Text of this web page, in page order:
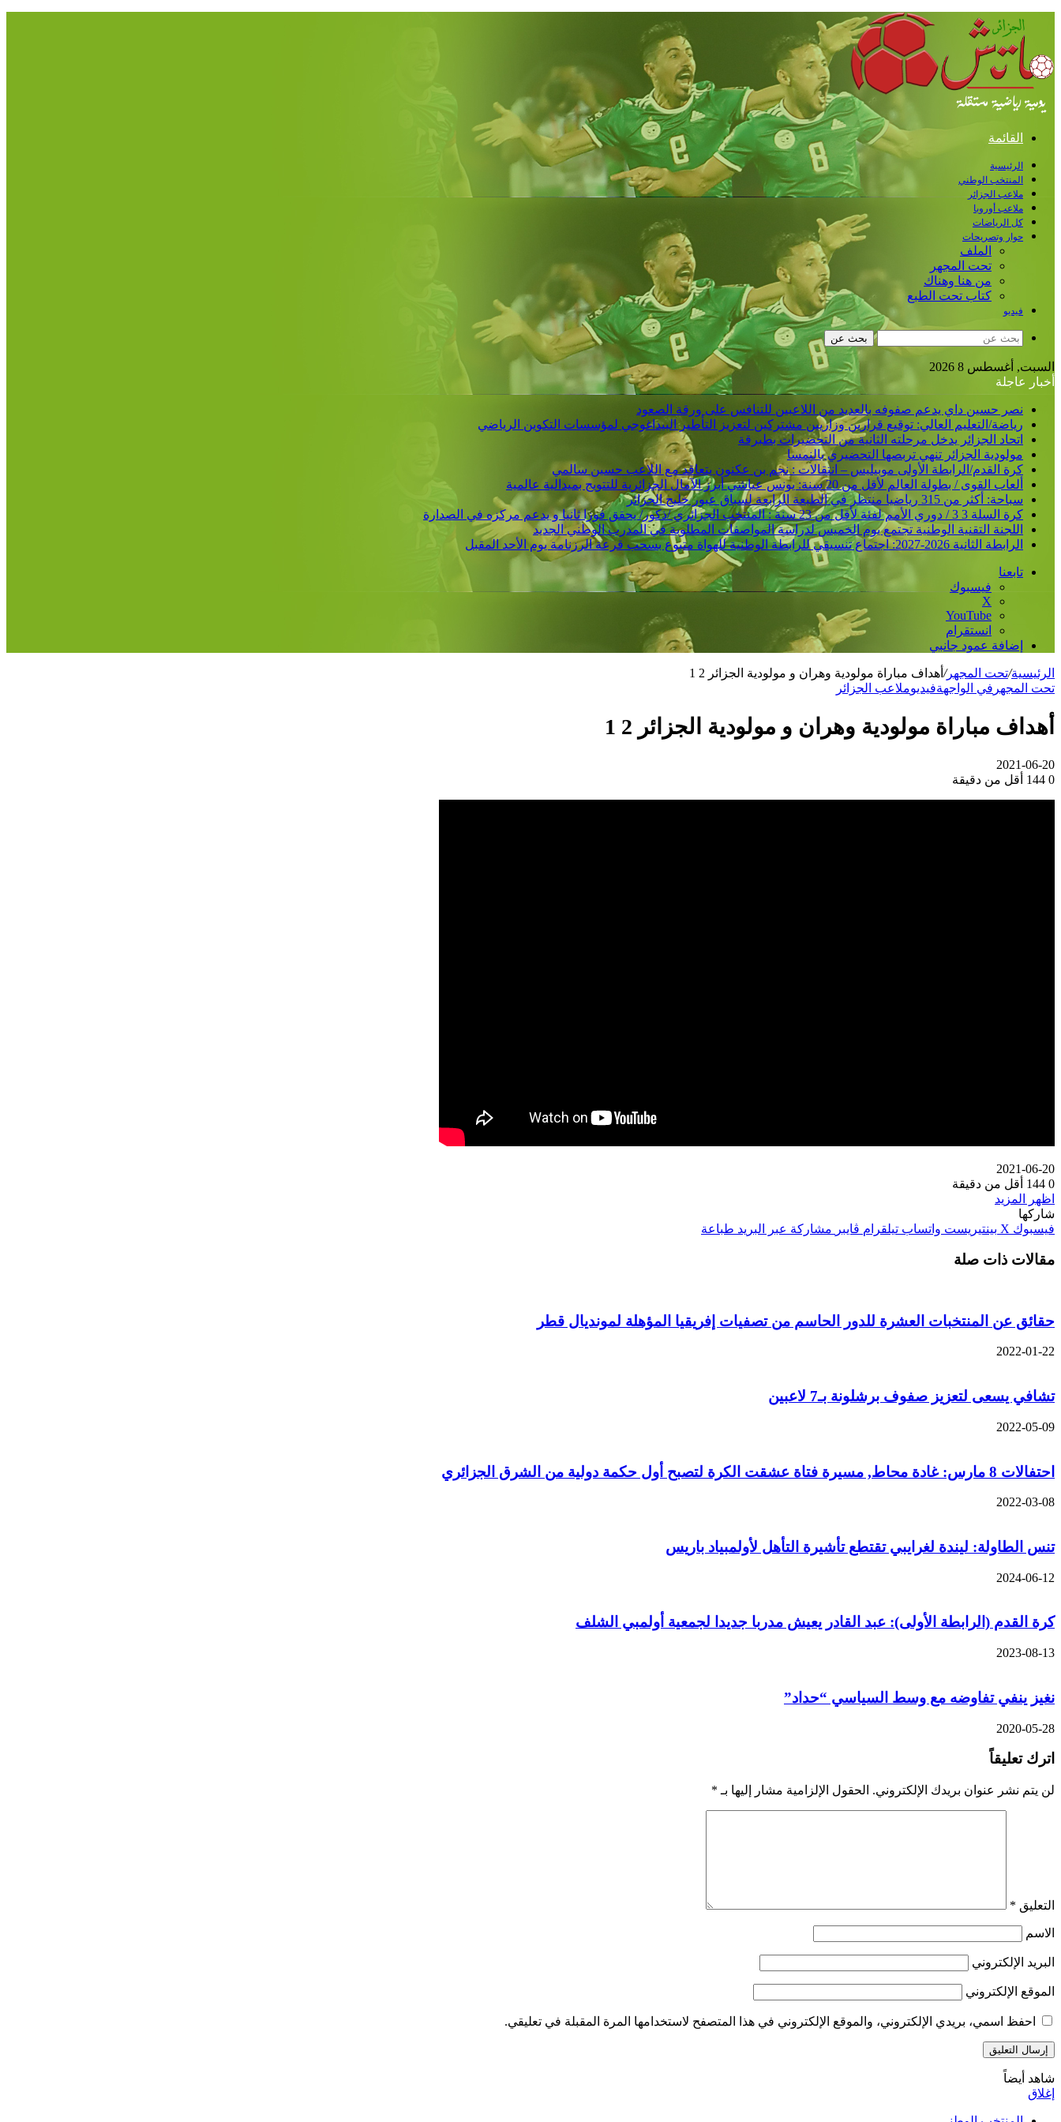
القائمة
الرئيسية
المنتخب الوطني
ملاعب الجزائر
ملاعب أوروبا
كل الرياضات
حوار وتصريحات
الملف
تحت المجهر
من هنا وهناك
كتاب تحت الطبع
فيديو
بحث عن
السبت, أغسطس 8 2026
أخبار عاجلة
نصر حسين داي يدعم صفوفه بالعديد من اللاعبين للتنافس على ورقة الصعود
رياضة/التعليم العالي: توقيع قرارين وزاريين مشتركين لتعزيز التأطير البيداغوجي لمؤسسات التكوين الرياضي
اتحاد الجزائر يدخل مرحلته الثانية من التحضيرات بطبرقة
مولودية الجزائر تنهي تربصها التحضيري بالنمسا
كرة القدم/الرابطة الأولى موبيليس – انتقالات : نجم بن عكنون يتعاقد مع اللاعب حسين سالمي
ألعاب القوى / بطولة العالم لأقل من 20 سنة: يونس عياشي أبرز الآمال الجزائرية للتتويج بميدالية عالمية
سباحة: أكثر من 315 رياضيا منتظر في الطبعة الرابعة لسباق عبور خليج الجزائر
كرة السلة 3 3 / دوري الأمم لفئة لأقل من 23 سنة : المنتخب الجزائري /ذكور/ يحقق فوزا ثانيا و يدعم مركزه في الصدارة
اللجنة التقنية الوطنية تجتمع يوم الخميس لدراسة المواصفات المطلوبة في المدرب الوطني الجديد
الرابطة الثانية 2026-2027: اجتماع تنسيقي للرابطة الوطنية للهواة متبوع بسحب قرعة الرزنامة يوم الأحد المقبل
تابعنا
فيسبوك
‫X
‫YouTube
انستقرام
إضافة عمود جانبي
الرئيسية/تحت المجهر/ أهداف مباراة مولودية وهران و مولودية الجزائر 2 1
تحت المجهر في الواجهةفيديوملاعب الجزائر
أهداف مباراة مولودية وهران و مولودية الجزائر 2 1
2021-06-20
0
أقل من دقيقة
2021-06-20
0
أقل من دقيقة
اظهر المزيد
شاركها
فيسبوك ‫X بينتيريست واتساب تيلقرام ڤايبر مشاركة عبر البريد طباعة
مقالات ذات صلة
حقائق عن المنتخبات العشرة للدور الحاسم من تصفيات إفريقيا المؤهلة لمونديال قطر
2022-01-22
تشافي يسعى لتعزيز صفوف برشلونة بـ7 لاعبين
2022-05-09
احتفالات 8 مارس: غادة محاط, مسيرة فتاة عشقت الكرة لتصبح أول حكمة دولية من الشرق الجزائري
2022-03-08
تنس الطاولة: ليندة لغرايبي تقتطع تأشيرة التأهل لأولمبياد باريس
2024-06-12
كرة القدم (الرابطة الأولى): عبد القادر يعيش مدربا جديدا لجمعية أولمبي الشلف
2023-08-13
نغيز ينفي تفاوضه مع وسط السياسي “حداد”
2020-05-28
اترك تعليقاً
لن يتم نشر عنوان بريدك الإلكتروني. الحقول الإلزامية مشار إليها بـ *
التعليق *
الاسم
البريد الإلكتروني
الموقع الإلكتروني
احفظ اسمي، بريدي الإلكتروني، والموقع الإلكتروني في هذا المتصفح لاستخدامها المرة المقبلة في تعليقي.
شاهد أيضاً
إغلاق